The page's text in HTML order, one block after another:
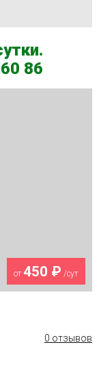
86
от450 ₽ /сут
0 отзывов